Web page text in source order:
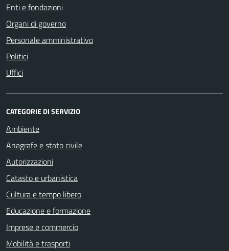
Enti e fondazioni
Organi di governo
Personale amministrativo
Politici
Uffici
CATEGORIE DI SERVIZIO
Ambiente
Anagrafe e stato civile
Autorizzazioni
Catasto e urbanistica
Cultura e tempo libero
Educazione e formazione
Imprese e commercio
Mobilità e trasporti